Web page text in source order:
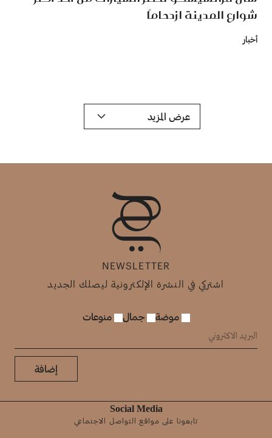
شوارع المدينة ازدحامًا
أخبار
عرض المزيد
NEWSLETTER
اشتركي في النشرة الإلكترونية ليصلك الجديد
موضة جمال منوعات
إضافة
Social Media
تابعونا على مواقع التواصل الاجتماعي